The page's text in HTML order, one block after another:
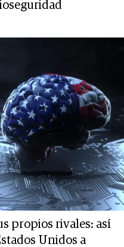
propios rivales: así
Unidos a